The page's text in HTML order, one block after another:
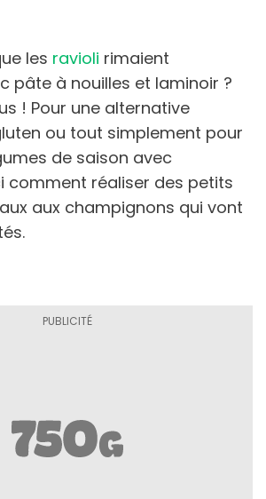
les ravioli rimaient
pâte à nouilles et laminoir ?
! Pour une alternative
ou tout simplement pour
de saison avec
comment réaliser des petits
aux champignons qui vont